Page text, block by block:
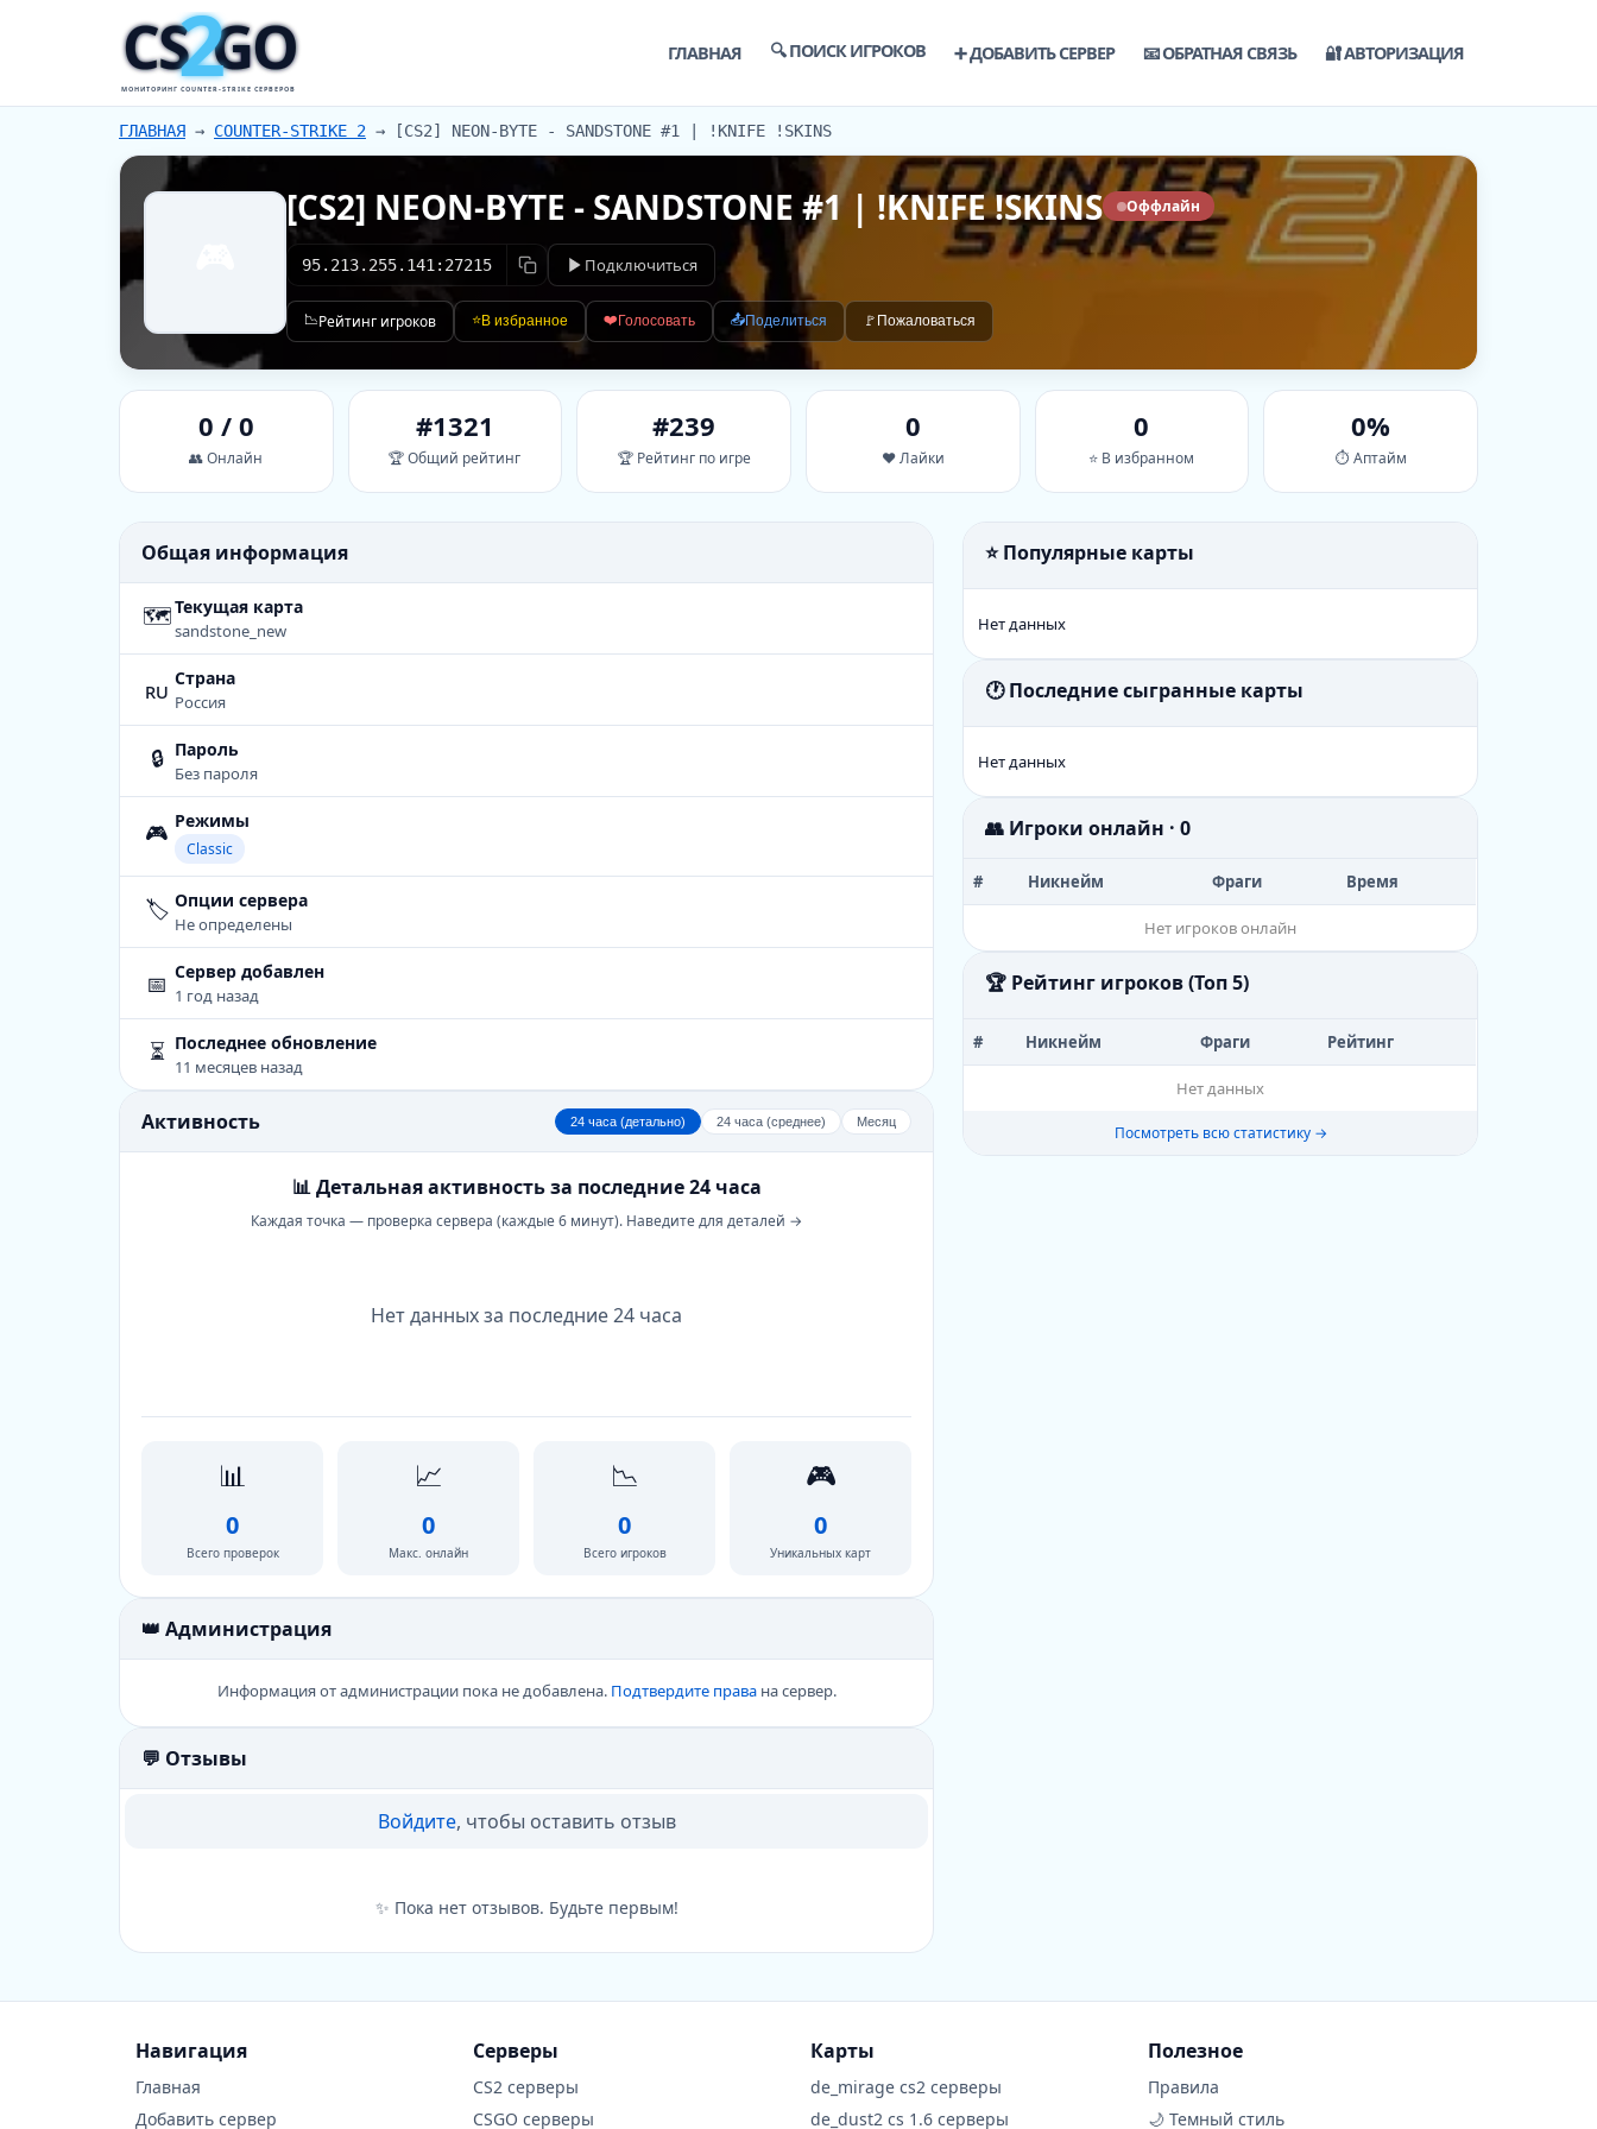
CS GO
2
МОНИТОРИНГ COUNTER-STRIKE СЕРВЕРОВ
ГЛАВНАЯ 🔍 ПОИСК ИГРОКОВ ➕ ДОБАВИТЬ СЕРВЕР 📧 ОБРАТНАЯ СВЯЗЬ 🔐 АВТОРИЗАЦИЯ
ГЛАВНАЯ → COUNTER-STRIKE 2 → [CS2] NEON-BYTE - SANDSTONE #1 | !KNIFE !SKINS
[CS2] NEON-BYTE - SANDSTONE #1 | !KNIFE !SKINS Оффлайн
95.213.255.141:27215 Подключиться
📉Рейтинг игроков ⭐В избранное ❤️ Голосовать 📤Поделиться 🚩 Пожаловаться
0 / 0
👥 Онлайн
#1321
🏆 Общий рейтинг
#239
🏆 Рейтинг по игре
0
❤️ Лайки
0
⭐ В избранном
0%
⏱ Аптайм
Общая информация
🗺Текущая карта
sandstone_new
ru Страна
Россия
🔒 Пароль
Без пароля
🎮 Режимы
Classic
🏷️ Опции сервера
Не определены
📅 Сервер добавлен
1 год назад
⏳ Последнее обновление
11 месяцев назад
Активность 24 часа (детально) 24 часа (среднее) Месяц
📊 Детальная активность за последние 24 часа
Каждая точка — проверка сервера (каждые 6 минут). Наведите для деталей →
Нет данных за последние 24 часа
📊
0
Всего проверок
📈
0
Макс. онлайн
📉
0
Всего игроков
🎮
0
Уникальных карт
👑 Администрация
Информация от администрации пока не добавлена. Подтвердите правана сервер.
💬 Отзывы
Войдите, чтобы оставить отзыв
✨ Пока нет отзывов. Будьте первым!
⭐ Популярные карты
Нет данных
🕐 Последние сыгранные карты
Нет данных
👥 Игроки онлайн · 0
# Никнейм Фраги Время
Нет игроков онлайн
🏆 Рейтинг игроков (Топ 5)
# Никнейм Фраги Рейтинг
Нет данных
Посмотреть всю статистику →
Навигация
Главная
Добавить сервер
Серверы
CS2 серверы
CSGO серверы
Карты
de_mirage cs2 серверы
de_dust2 cs 1.6 серверы
Полезное
Правила
🌙 Темный стиль